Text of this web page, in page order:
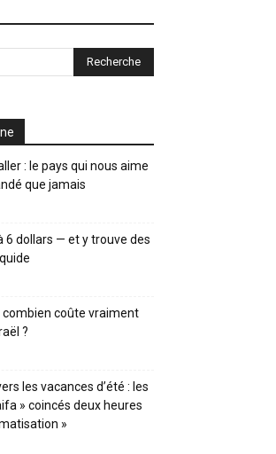
: le pays qui nous aime
que jamais
6 dollars — et y trouve des
combien coûte vraiment
?
les vacances d’été : les
» coincés deux heures
»